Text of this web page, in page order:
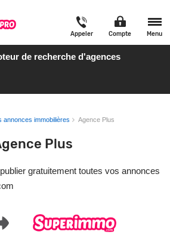
Appeler Compte Menu
de recherche d'agences
annonces immobilières Agence Plus
Plus
gratuitement toutes vos annonces